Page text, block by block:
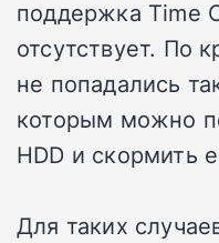
поддержка Time
отсутствует. По
не попадались
которым можно
HDD и скормить
Для таких